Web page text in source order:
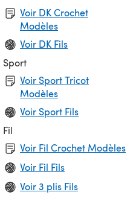
Voir DK Crochet
Modèles
Voir DK Fils
Sport
Voir Sport Tricot
Modèles
Voir Sport Fils
Fil
Voir Fil Crochet Modèles
Voir Fil Fils
Voir 3 plis Fils